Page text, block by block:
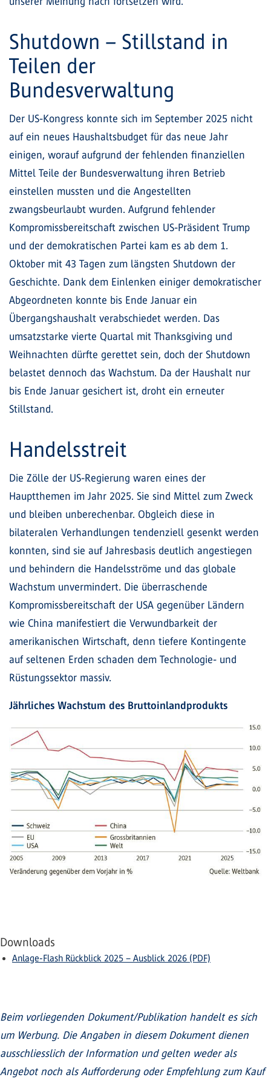
Shutdown – Stillstand in
Teilen der
Bundesverwaltung
Der US-Kongress konnte sich im September 2025 nicht
auf ein neues Haushaltsbudget für das neue Jahr
einigen, worauf aufgrund der fehlenden finanziellen
Mittel Teile der Bundesverwaltung ihren Betrieb
einstellen mussten und die Angestellten
zwangsbeurlaubt wurden. Aufgrund fehlender
Kompromissbereitschaft zwischen US-Präsident Trump
und der demokratischen Partei kam es ab dem 1.
Oktober mit 43 Tagen zum längsten Shutdown der
Geschichte. Dank dem Einlenken einiger demokratischer
Abgeordneten konnte bis Ende Januar ein
Übergangshaushalt verabschiedet werden. Das
umsatzstarke vierte Quartal mit Thanksgiving und
Weihnachten dürfte gerettet sein, doch der Shutdown
belastet dennoch das Wachstum. Da der Haushalt nur
bis Ende Januar gesichert ist, droht ein erneuter
Stillstand.
Handelsstreit
Die Zölle der US-Regierung waren eines der
Hauptthemen im Jahr 2025. Sie sind Mittel zum Zweck
und bleiben unberechenbar. Obgleich diese in
bilateralen Verhandlungen tendenziell gesenkt werden
konnten, sind sie auf Jahresbasis deutlich angestiegen
und behindern die Handelsströme und das globale
Wachstum unvermindert. Die überraschende
Kompromissbereitschaft der USA gegenüber Ländern
wie China manifestiert die Verwundbarkeit der
amerikanischen Wirtschaft, denn tiefere Kontingente
auf seltenen Erden schaden dem Technologie- und
Rüstungssektor massiv.
Jährliches Wachstum des Bruttoinlandprodukts
Downloads
Anlage-Flash Rückblick 2025 – Ausblick 2026 (PDF)
Beim vorliegenden Dokument/Publikation handelt es sich
um Werbung. Die Angaben in diesem Dokument dienen
ausschliesslich der Information und gelten weder als
Angebot noch als Aufforderung oder Empfehlung zum Kauf